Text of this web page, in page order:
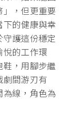
，但更重要
的健康與幸
護這份穩定
悅的工作環
，用腳步繼
間游刃有
線，角色為